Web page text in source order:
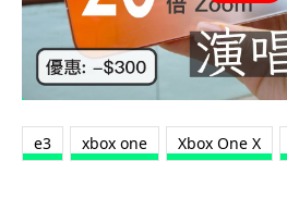
e3 xbox one Xbox One X